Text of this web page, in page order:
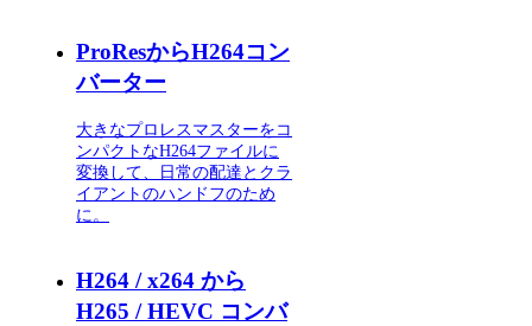
ProResからH264コン
バーター
大きなプロレスマスターをコ
ンパクトなH264ファイルに
変換して、日常の配達とクラ
イアントのハンドフのため
に。
H264 / x264 から
H265 / HEVC コンバ